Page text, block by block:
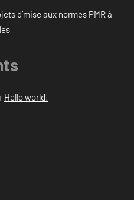
d’mise aux normes PMR à
Hello world!